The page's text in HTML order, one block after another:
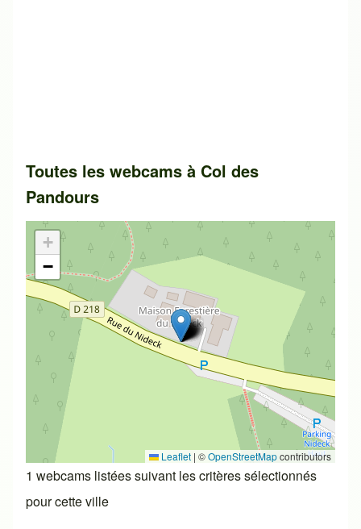
Toutes les webcams à Col des
Pandours
+
−
Leaflet | ©OpenStreetMapcontributors
1 webcams listées suivant les critères sélectionnés
pour cette ville